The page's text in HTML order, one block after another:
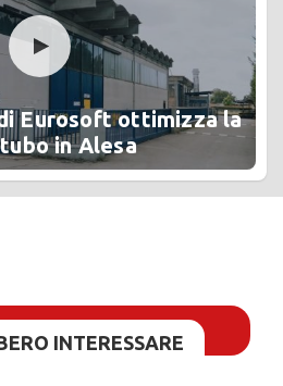
Eurosoft ottimizza la
in Alesa
INTERESSARE